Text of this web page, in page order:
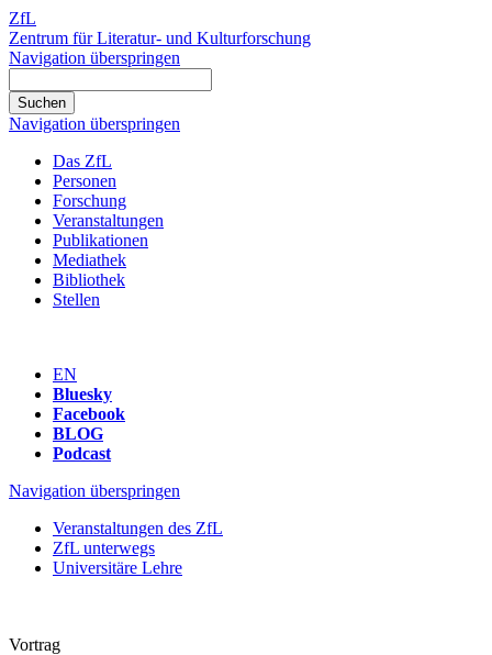
ZfL
Zentrum für Literatur- und Kulturforschung
Navigation überspringen
Navigation überspringen
Das ZfL
Personen
Forschung
Veranstaltungen
Publikationen
Mediathek
Bibliothek
Stellen
EN
Bluesky
Facebook
BLOG
Podcast
Navigation überspringen
Veranstaltungen des ZfL
ZfL unterwegs
Universitäre Lehre
Vortrag